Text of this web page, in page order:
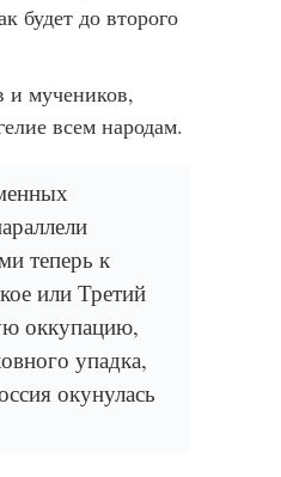
будет до второго
и мучеников,
всем народам.
теперь к
или Третий
оккупацию,
упадка,
окунулась